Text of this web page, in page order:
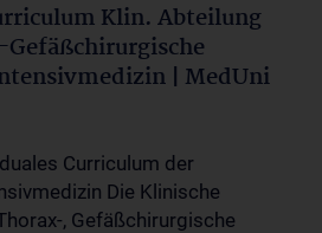
Klin. Abteilung
| MedUni
Curriculum der
Die Klinische
, Gefäßchirurgische